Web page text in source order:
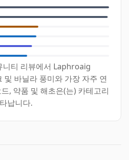
니티 리뷰에서 Laphroaig
바닐라 풍미와 가장 자주 연
, 약품 및 해초은(는) 카테고리
납니다.